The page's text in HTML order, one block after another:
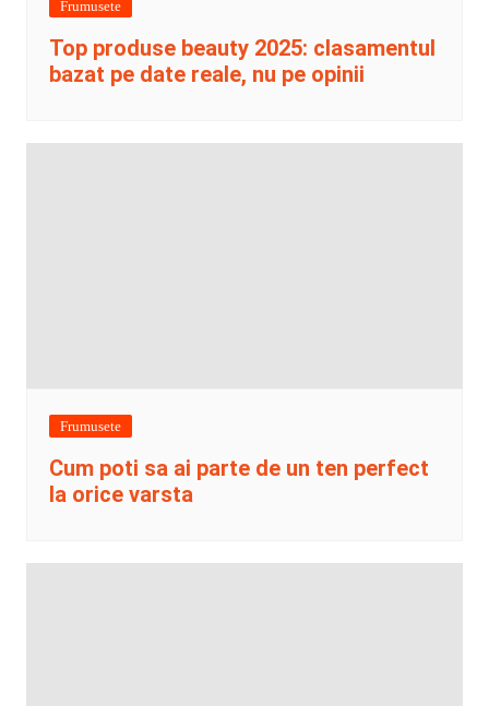
Frumusete
Top produse beauty 2025: clasamentul
bazat pe date reale, nu pe opinii
Frumusete
Cum poti sa ai parte de un ten perfect
la orice varsta